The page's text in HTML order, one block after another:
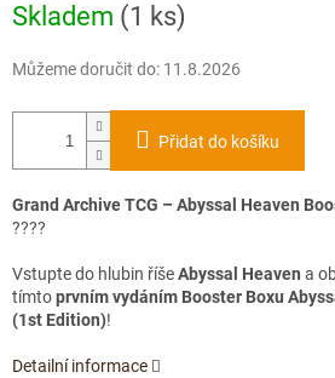
cena:
Skladem (1 ks)
Můžeme doručit do: 11.8.2026
Přidat do košíku
Grand Archive TCG – Abyssal Heaven
????
Vstupte do hlubin říšeAbyssal Heaven a
tímtoprvním vydáním Booster Boxu
(1st Edition)!
Detailní informace